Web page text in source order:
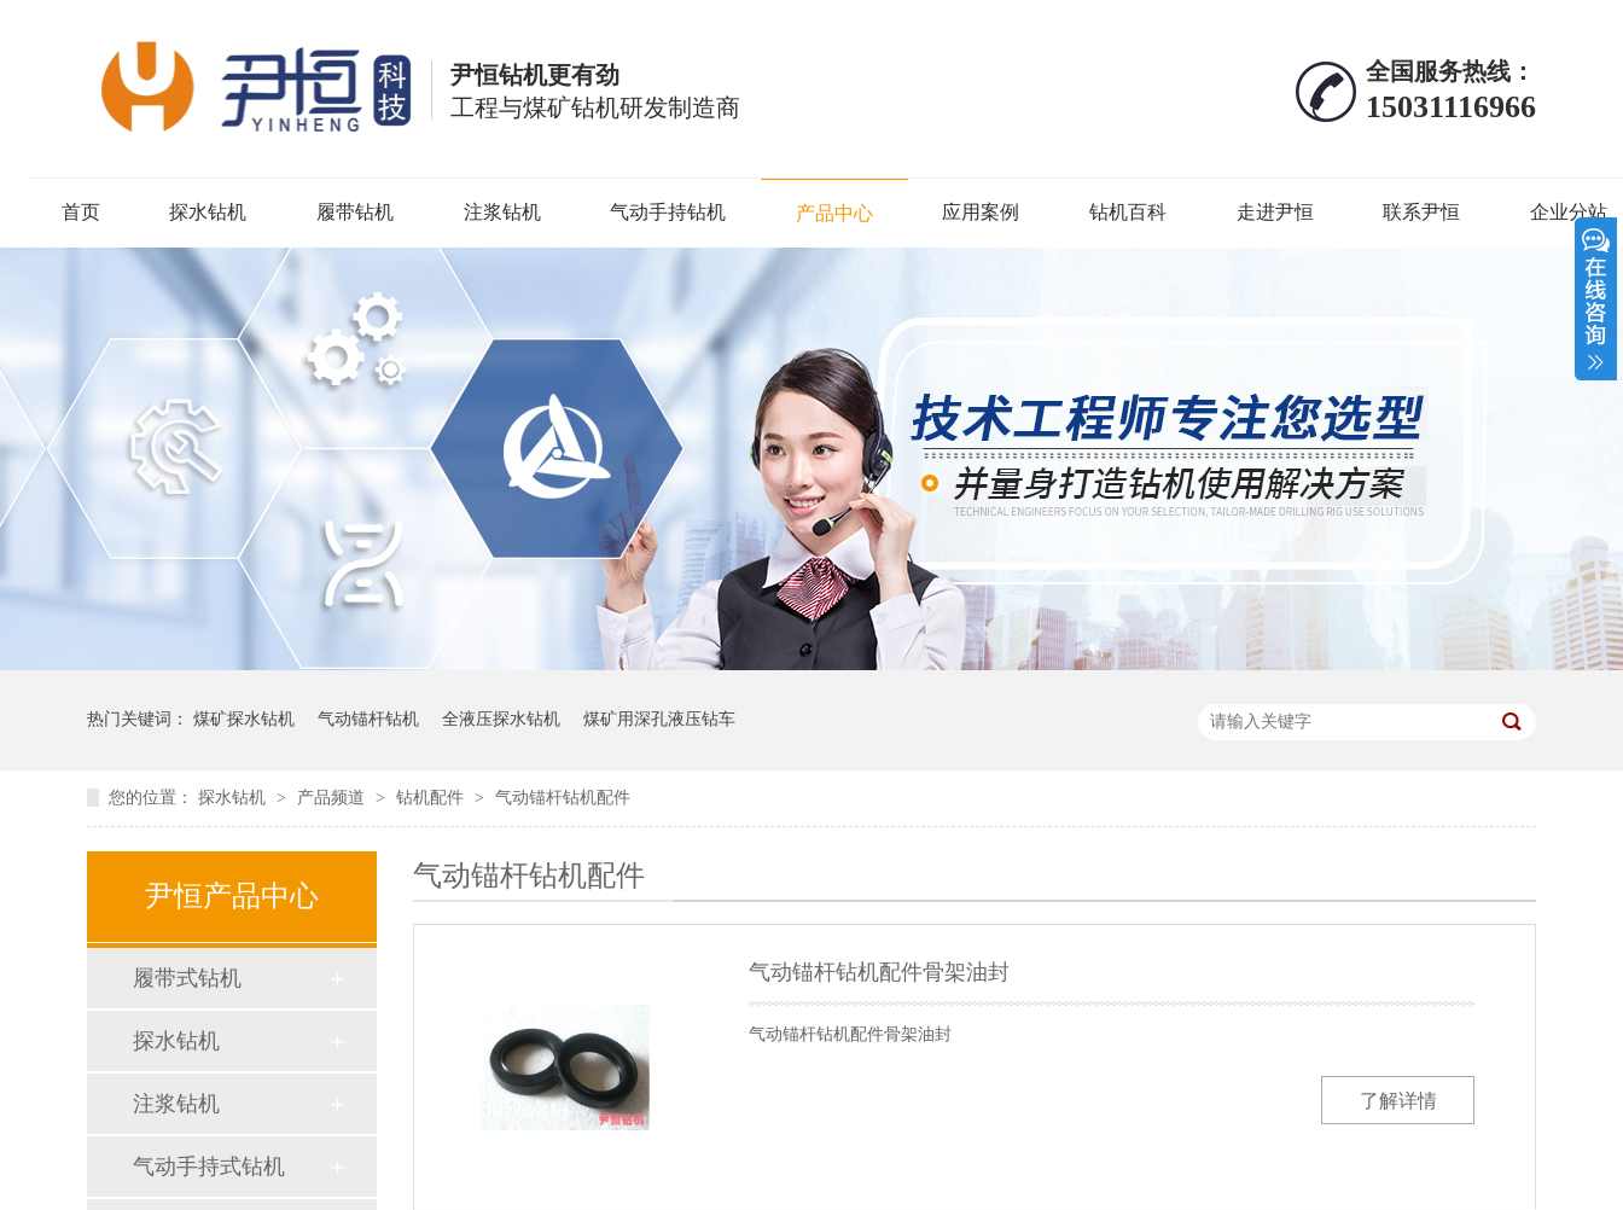
尹恒钻机更有劲
工程与煤矿钻机研发制造商
全国服务热线：
15031116966
首页 探水钻机 履带钻机 注浆钻机 气动手持钻机 产品中心 应用案例 钻机百科 走进尹恒 联系尹恒 企业分站
热门关键词： 煤矿探水钻机 气动锚杆钻机 全液压探水钻机 煤矿用深孔液压钻车
您的位置： 探水钻机 > 产品频道 > 钻机配件 > 气动锚杆钻机配件
气动锚杆钻机配件
气动锚杆钻机配件骨架油封
气动锚杆钻机配件骨架油封
了解详情
尹恒产品中心
履带式钻机
探水钻机
注浆钻机
气动手持式钻机